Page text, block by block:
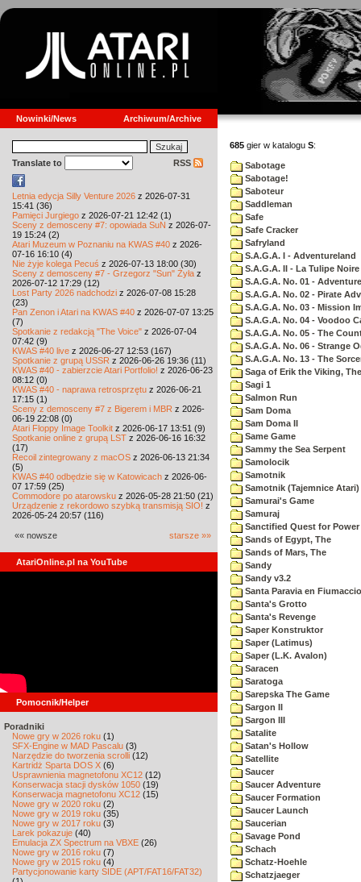
Nowinki/News Archiwum/Archive
Translate to RSS
Letnia edycja Silly Venture 2026 z 2026-07-31
15:41 (36)
Pamięci Jurgiego z 2026-07-21 12:42 (1)
Sceny z demosceny #7: opowiada SuN z 2026-07-
19 15:24 (2)
Atari Muzeum w Poznaniu na KWAS #40 z 2026-
07-16 16:10 (4)
Nie żyje kolega Pecuś z 2026-07-13 18:00 (30)
Sceny z demosceny #7 - Grzegorz "Sun" Żyła z
2026-07-12 17:29 (12)
Lost Party 2026 nadchodzi z 2026-07-08 15:28
(23)
Pan Zenon i Atari na KWAS #40 z 2026-07-07 13:25
(7)
Spotkanie z redakcją "The Voice" z 2026-07-04
07:42 (9)
KWAS #40 live z 2026-06-27 12:53 (167)
Spotkanie z grupą USSR z 2026-06-26 19:36 (11)
KWAS #40 - zabierzcie Atari Portfolio! z 2026-06-23
08:12 (0)
KWAS #40 - naprawa retrosprzętu z 2026-06-21
17:15 (1)
Sceny z demosceny #7 z Bigerem i MBR z 2026-
06-19 22:08 (0)
Atari Floppy Image Toolkit z 2026-06-17 13:51 (9)
Spotkanie online z grupą LST z 2026-06-16 16:32
(17)
Recoil zintegrowany z macOS z 2026-06-13 21:34
(5)
KWAS #40 odbędzie się w Katowicach z 2026-06-
07 17:59 (25)
Commodore po atarowsku z 2026-05-28 21:50 (21)
Urządzenie z rekordowo szybką transmisją SIO! z
2026-05-24 20:57 (116)
«« nowsze starsze »»
AtariOnline.pl na YouTube
Pomocnik/Helper
Poradniki
Nowe gry w 2026 roku (1)
SFX-Engine w MAD Pascalu (3)
Narzędzie do tworzenia scrolli (12)
Kartridż Sparta DOS X (6)
Usprawnienia magnetofonu XC12 (12)
Konserwacja stacji dysków 1050 (19)
Konserwacja magnetofonu XC12 (15)
Nowe gry w 2020 roku (2)
Nowe gry w 2019 roku (35)
Nowe gry w 2017 roku (3)
Larek pokazuje (40)
Emulacja ZX Spectrum na VBXE (26)
Nowe gry w 2016 roku (7)
Nowe gry w 2015 roku (4)
Partycjonowanie karty SIDE (APT/FAT16/FAT32)
685 gier w katalogu S:
Sabotage
Sabotage!
Saboteur
Saddleman
Safe
Safe Cracker
Safryland
S.A.G.A. I - Adventureland
S.A.G.A. II - La Tulipe Noire
S.A.G.A. No. 01 -
S.A.G.A. No. 02 - Pirate
S.A.G.A. No. 03 - Mission
S.A.G.A. No. 04 - Voodoo
S.A.G.A. No. 05 - The
S.A.G.A. No. 06 - Strange
S.A.G.A. No. 13 - The
Saga of Erik the Viking, The
Sagi 1
Salmon Run
Sam Doma
Sam Doma II
Same Game
Sammy the Sea Serpent
Samolocik
Samotnik
Samotnik (Tajemnice Atari)
Samurai's Game
Samuraj
Sanctified Quest for Power
Sands of Egypt, The
Sands of Mars, The
Sandy
Sandy v3.2
Santa Paravia en Fiumaccio
Santa's Grotto
Santa's Revenge
Saper Konstruktor
Saper (Latimus)
Saper (L.K. Avalon)
Saracen
Saratoga
Sarepska The Game
Sargon II
Sargon III
Satalite
Satan's Hollow
Satellite
Saucer
Saucer Adventure
Saucer Formation
Saucer Launch
Saucerian
Savage Pond
Schach
Schatz-Hoehle
Schatzjaeger